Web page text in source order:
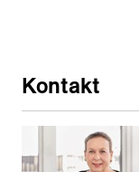
Kontakt